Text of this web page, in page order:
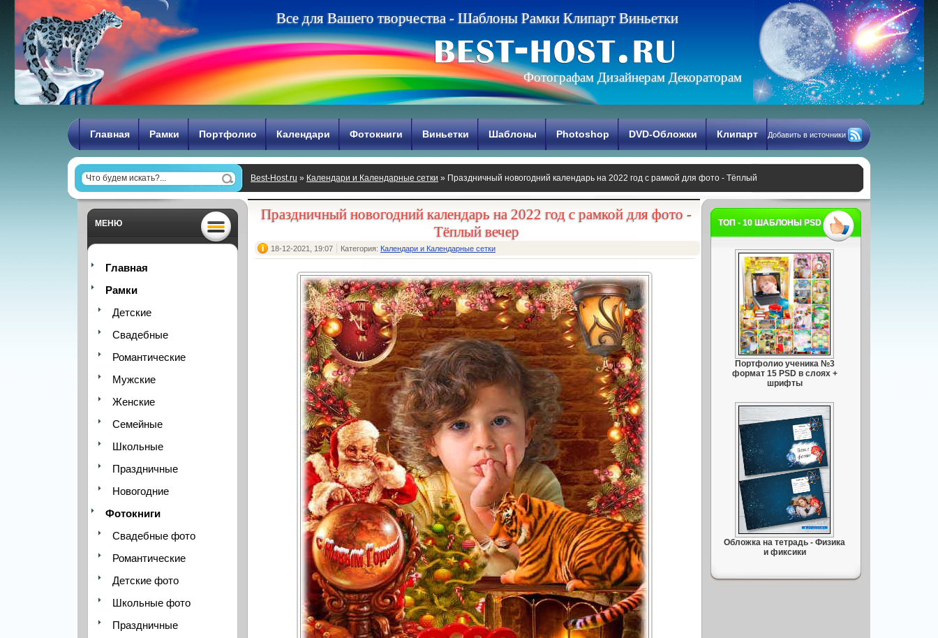
Все для Вашего творчества - Шаблоны Рамки Клипарт Виньетки
Фотографам Дизайнерам Декораторам
Главная Рамки Портфолио Календари Фотокниги Виньетки Шаблоны Photoshop DVD-Обложки Клипарт Добавить в источники
Best-Host.ru » Календари и Календарные сетки » Праздничный новогодний календарь на 2022 год с рамкой для фото - Тёплый
МЕНЮ
Главная
Рамки
Детские
Свадебные
Романтические
Мужские
Женские
Семейные
Школьные
Праздничные
Новогодние
Фотокниги
Свадебные фото
Романтические
Детские фото
Школьные фото
Праздничные
Праздничный новогодний календарь на 2022 год с рамкой для фото -
Тёплый вечер
18-12-2021, 19:07 Категория: Календари и Календарные сетки
ТОП - 10 ШАБЛОНЫ PSD
Портфолио ученика №3
формат 15 PSD в слоях +
шрифты
Обложка на тетрадь - Физика
и фиксики